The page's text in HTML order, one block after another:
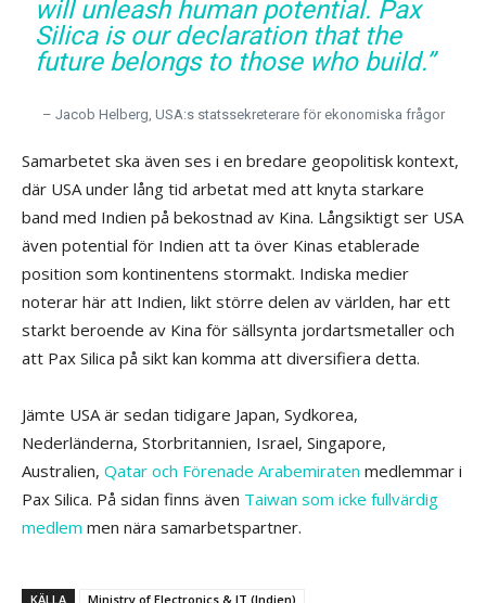
will unleash human potential. Pax
Silica is our declaration that the
future belongs to those who build.”
– Jacob Helberg, USA:s statssekreterare för ekonomiska frågor
Samarbetet ska även ses i en bredare geopolitisk kontext,
där USA under lång tid arbetat med att knyta starkare
band med Indien på bekostnad av Kina. Långsiktigt ser USA
även potential för Indien att ta över Kinas etablerade
position som kontinentens stormakt. Indiska medier
noterar här att Indien, likt större delen av världen, har ett
starkt beroende av Kina för sällsynta jordartsmetaller och
att Pax Silica på sikt kan komma att diversifiera detta.
Jämte USA är sedan tidigare Japan, Sydkorea,
Nederländerna, Storbritannien, Israel, Singapore,
Australien, Qatar och Förenade Arabemiraten medlemmar i
Pax Silica. På sidan finns även Taiwan som icke fullvärdig
medlem men nära samarbetspartner.
KÄLLA
Ministry of Electronics & IT (Indien)